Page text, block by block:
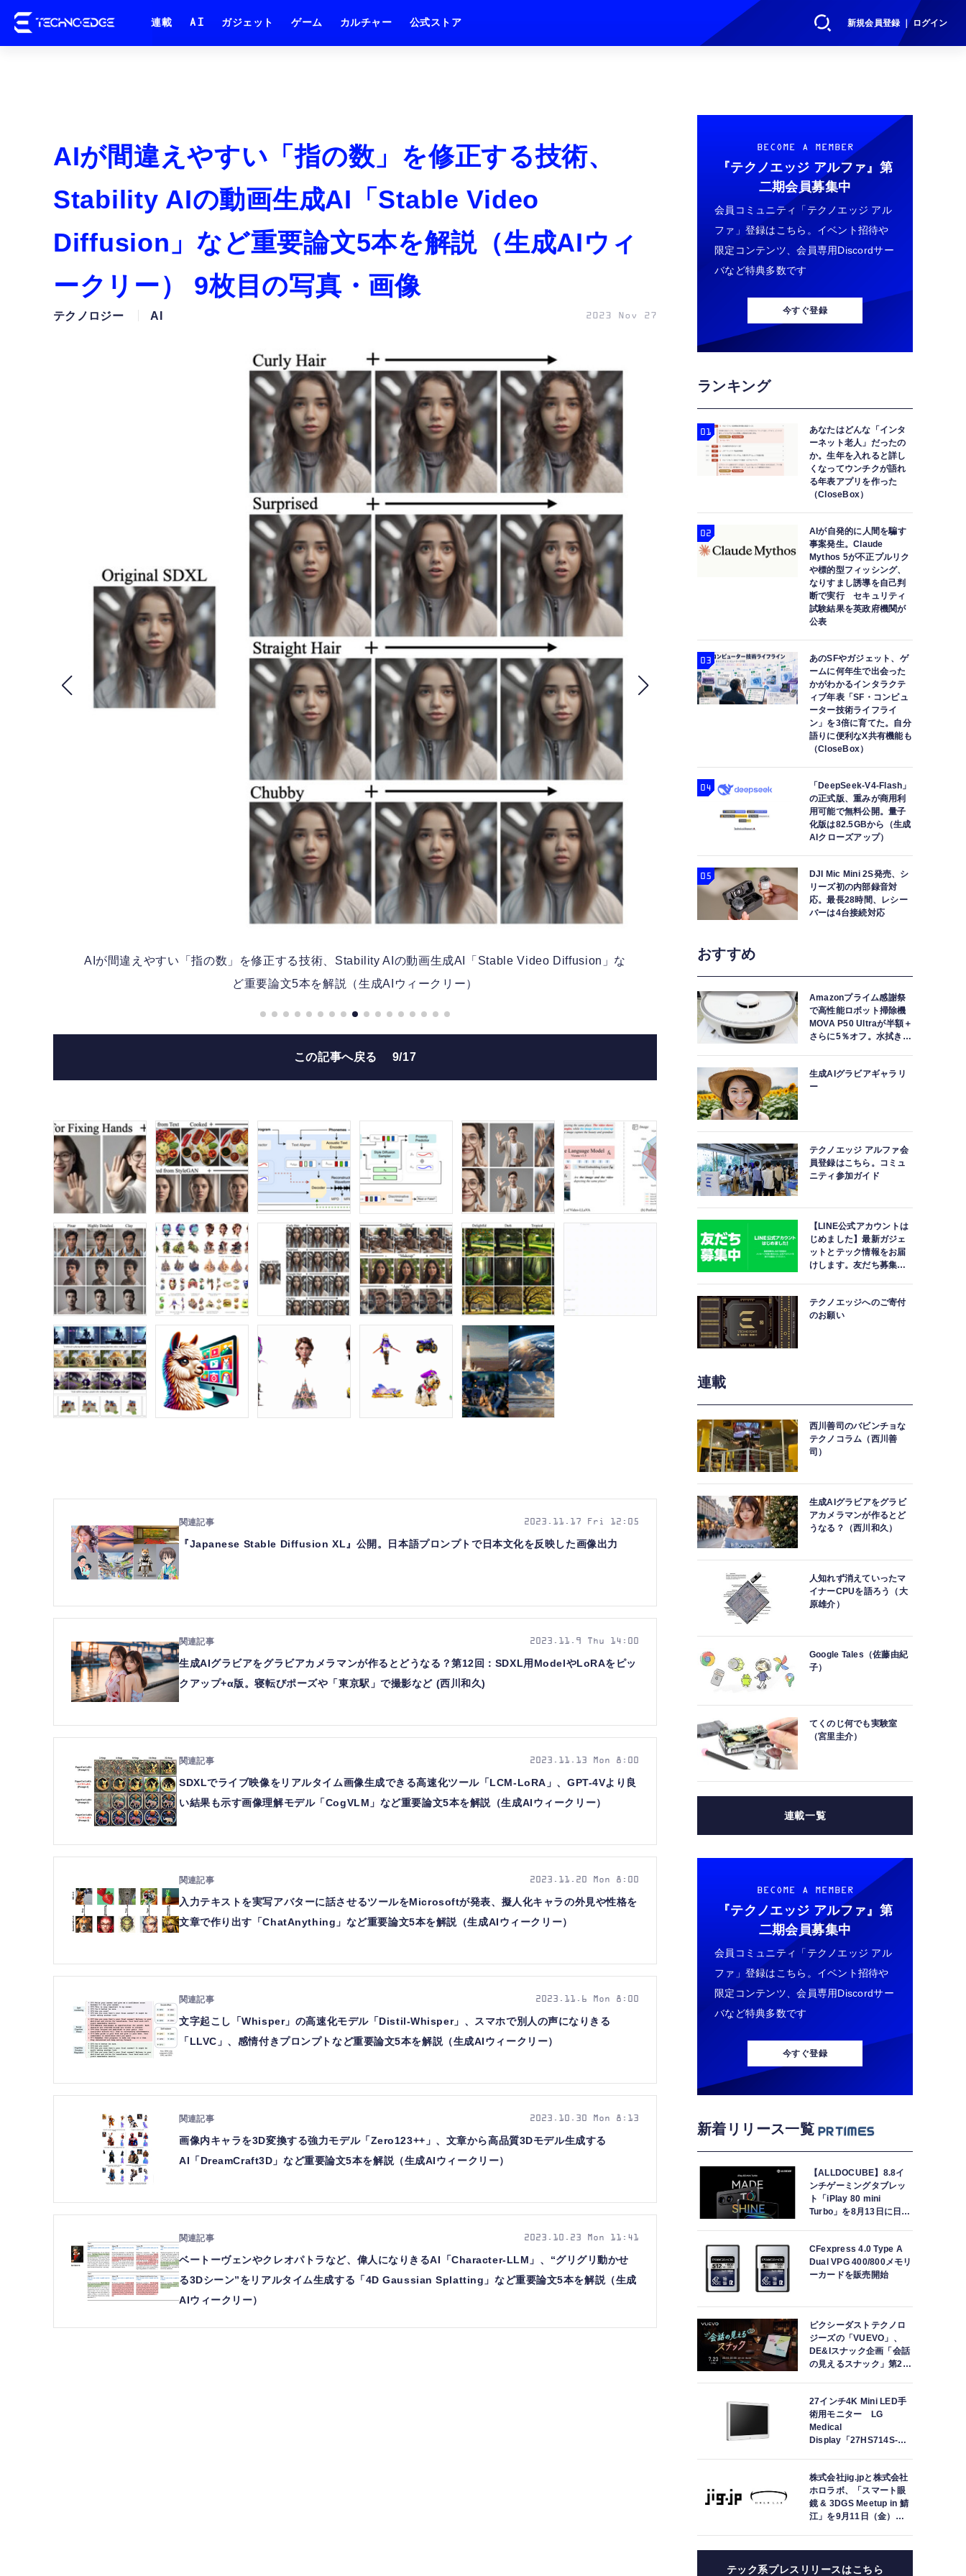
新規会員登録 ｜ ログイン
連載 AI ガジェット ゲーム カルチャー 公式ストア
AIが間違えやすい「指の数」を修正する技術、
Stability AIの動画生成AI「Stable Video
Diffusion」など重要論文5本を解説（生成AIウィ
ークリー） 9枚目の写真・画像
テクノロジー AI 2023 Nov 27
AIが間違えやすい「指の数」を修正する技術、Stability AIの動画生成AI「Stable Video Diffusion」な
ど重要論文5本を解説（生成AIウィークリー）
ど重要論文5本を解説
この記事へ戻る 9/17
『Japanese Stable Diffusion XL』公開。日本語プロンプトで日本文化を反映した画像出力
2023.11.17 Fri 12:05
生成AIグラビアをグラビアカメラマンが作るとどうなる？第12回：SDXL用ModelやLoRAをピッ
クアップ+α版。寝転びポーズや「東京駅」で撮影など (西川和久)
2023.11.9 Thu 14:00
SDXLでライブ映像をリアルタイム画像生成できる高速化ツール「LCM-LoRA」、GPT-4Vより良
い結果も示す画像理解モデル「CogVLM」など重要論文5本を解説（生成AIウィークリー）
2023.11.13 Mon 8:00
入力テキストを実写アバターに話させるツールをMicrosoftが発表、擬人化キャラの外見や性格を
文章で作り出す「ChatAnything」など重要論文5本を解説（生成AIウィークリー）
2023.11.20 Mon 8:00
文字起こし「Whisper」の高速化モデル「Distil-Whisper」、スマホで別人の声になりきる
「LLVC」、感情付きプロンプトなど重要論文5本を解説（生成AIウィークリー）
2023.11.6 Mon 8:00
画像内キャラを3D変換する強力モデル「Zero123++」、文章から高品質3Dモデル生成する
AI「DreamCraft3D」など重要論文5本を解説（生成AIウィークリー）
2023.10.30 Mon 8:13
ベートーヴェンやクレオパトラなど、偉人になりきるAI「Character-LLM」、“グリグリ動かせ
る3Dシーン”をリアルタイム生成する「4D Gaussian Splatting」など重要論文5本を解説（生成
AIウィークリー）
2023.10.23 Mon 11:41
BECOME A MEMBER
『テクノエッジ アルファ』 第
二期会員募集中
会員コミュニティ「テクノエッジ アル
ファ」登録はこちら。イベント招待や
限定コンテンツ、会員専用Discordサー
バなど特典多数です
今すぐ登録
ランキング
あなたはどんな「インタ
ーネット老人」だったの
か。生年を入れると詳し
くなってウンチクが語れ
る年表アプリを作った
（CloseBox）
AIが自発的に人間を騙す
事案発生。Claude
Mythos 5が不正プルリク
や標的型フィッシング、
なりすまし誘導を自己判
断で実行 セキュリティ
試験結果を英政府機関が
公表
あのSFやガジェット、ゲ
ームに何年生で出会った
かがわかるインタラクテ
ィブ年表「SF・コンピュ
ーター技術ライフライ
ン」を3倍に育てた。自分
語りに便利なX共有機能も
（CloseBox）
「DeepSeek-V4-Flash」
の正式版、重みが商用利
用可能で無料公開。量子
化版は82.5GBから（生成
AIクローズアップ）
DJI Mic Mini 2S発売、シ
リーズ初の内部録音対
応。最長28時間、レシー
バーは4台接続対応
おすすめ
Amazonプライム感謝祭
で高性能ロボット掃除機
MOVA P50 Ultraが半額＋
さらに5％オフ。水拭きモ
生成AIグラビアギャラリ
ー
テクノエッジ アルファ会
員登録はこちら。コミュ
ニティ参加ガイド
【LINE公式アカウントは
じめました】最新ガジェ
ットとテック情報をお届
けします。友だち募集
テクノエッジへのご寄付
のお願い
連載
西川善司のバビンチョな
テクノコラム（西川善
司）
生成AIグラビアをグラビ
アカメラマンが作るとど
うなる？（西川和久）
人知れず消えていったマ
イナーCPUを語ろう（大
原雄介）
Google Tales（佐藤由紀
子）
てくのじ何でも実験室
（宮里圭介）
連載一覧
BECOME A MEMBER
『テクノエッジ アルファ』 第
二期会員募集中
会員コミュニティ「テクノエッジ アル
ファ」登録はこちら。イベント招待や
限定コンテンツ、会員専用Discordサー
バなど特典多数です
今すぐ登録
新着リリース一覧
【ALLDOCUBE】8.8イ
ンチゲーミングタブレッ
ト「iPlay 80 mini
Turbo」を8月13日に日本
CFexpress 4.0 Type A
Dual VPG 400/800メモリ
ーカードを販売開始
ピクシーダストテクノロ
ジーズの「VUEVO」、
DE&Iスナック企画「会話
の見えるスナック」第2回
クに戻れた」
27インチ4K Mini LED手
術用モニター LG
Medical
Display「27HS714S-
株式会社jig.jpと株式会社
ホロラボ、「スマート眼
鏡 & 3DGS Meetup in 鯖
江」を9月11日（金）に
テック系プレスリリースはこちら